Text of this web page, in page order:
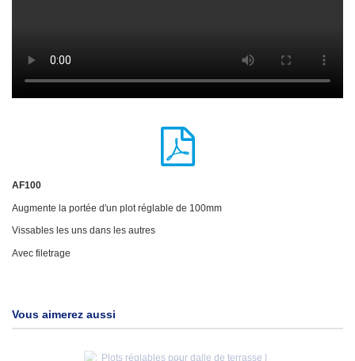
AF100
Augmente la portée d'un plot réglable de 100mm
Vissables les uns dans les autres
Avec filetrage
Vous aimerez aussi